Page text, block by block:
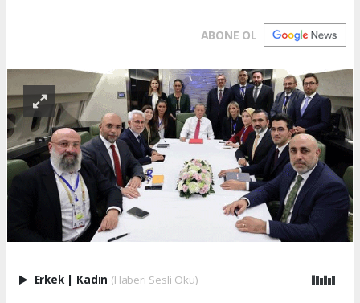
ABONE OL
Erkek | Kadın (Haberi Sesli Oku)